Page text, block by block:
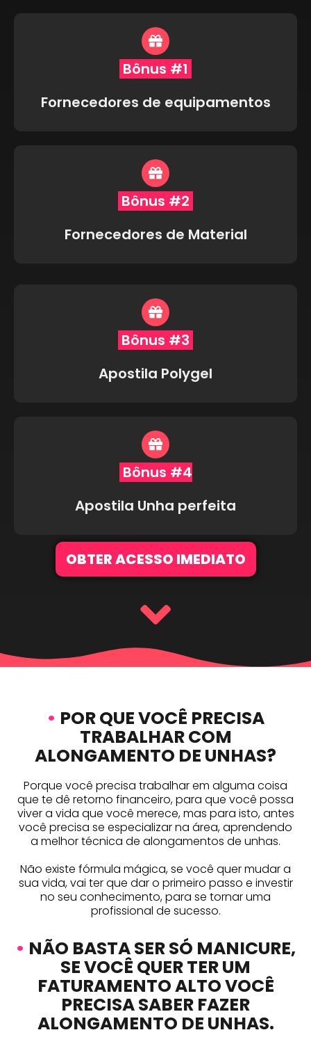
Bônus #1
Fornecedores de equipamentos
Bônus #2
Fornecedores de Material
Bônus #3
Apostila Polygel
Bônus #4
Apostila Unha perfeita
OBTER ACESSO IMEDIATO
• POR QUE VOCÊ PRECISA
TRABALHAR COM
ALONGAMENTO DE UNHAS?
Porque você precisa trabalhar em alguma coisa
que te dê retorno financeiro, para que você possa
viver a vida que você merece, mas para isto, antes
você precisa se especializar na área, aprendendo
a melhor técnica de alongamentos de unhas.
Não existe fórmula mágica, se você quer mudar a
sua vida, vai ter que dar o primeiro passo e investir
no seu conhecimento, para se tornar uma
profissional de sucesso.
• NÃO BASTA SER SÓ MANICURE,
SE VOCÊ QUER TER UM
FATURAMENTO ALTO VOCÊ
PRECISA SABER FAZER
ALONGAMENTO DE UNHAS.